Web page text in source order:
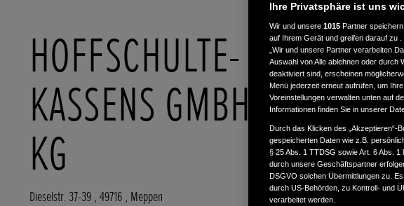
HOFFSCHULTE-
KASSENS GMBH & CO.
KG
Dieselstr. 37-39 , 49716 , Meppen
Ihre Privatsphäre ist uns
Wir und unsere 1015 Partner
auf Ihrem Gerät und greifen darauf zu
„Wir und unsere Partner verarbeiten
Auswahl von Alle ablehnen oder durch
deaktiviert sind, erscheinen
Menü jederzeit erneut aufrufen, um
Voreinstellungen verwalten unten auf
Informationen finden Sie in unserer
Durch das Klicken des „Akzeptieren“-
gespeicherten Daten wie z.B.
§ 25 Abs. 1 TTDSG sowie Art. 6 Abs.
durch unsere Geschäftspartner
DSGVO solchen Übermittlungen zu.
durch US-Behörden, zu Kontroll- und
verarbeitet werden.